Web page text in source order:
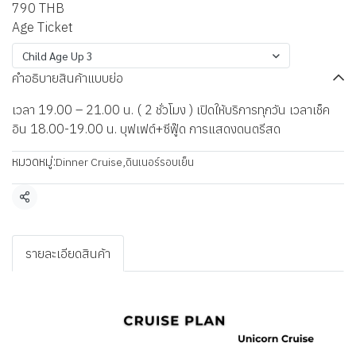
790 THB
Age Ticket
Child Age Up 3
คำอธิบายสินค้าแบบย่อ
เวลา 19.00 – 21.00 น. ( 2 ชั่วโมง ) เปิดให้บริการทุกวัน เวลาเช็ค
อิน 18.00-19.00 น. บุฟเฟต์+ซีฟู๊ด การแสดงดนตรีสด
หมวดหมู่:Dinner Cruise,ดินเนอร์รอบเย็น
แชร์
รายละเอียดสินค้า